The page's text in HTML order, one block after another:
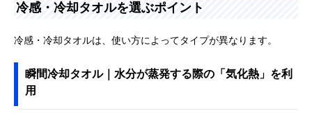
Amazonで見る
丸眞 I'm
ード付きタオル
2845003800
大きなタオルでポ
躍
冷感・冷却タオルを選ぶポイント
冷感・冷却タオルは、使い方によってタイプが異なります。
瞬間冷却タオル｜水分が蒸発する際の「気化熱」を利
用